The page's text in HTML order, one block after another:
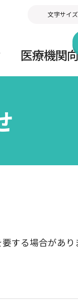
文字サイズ
医療機関
する場合があり